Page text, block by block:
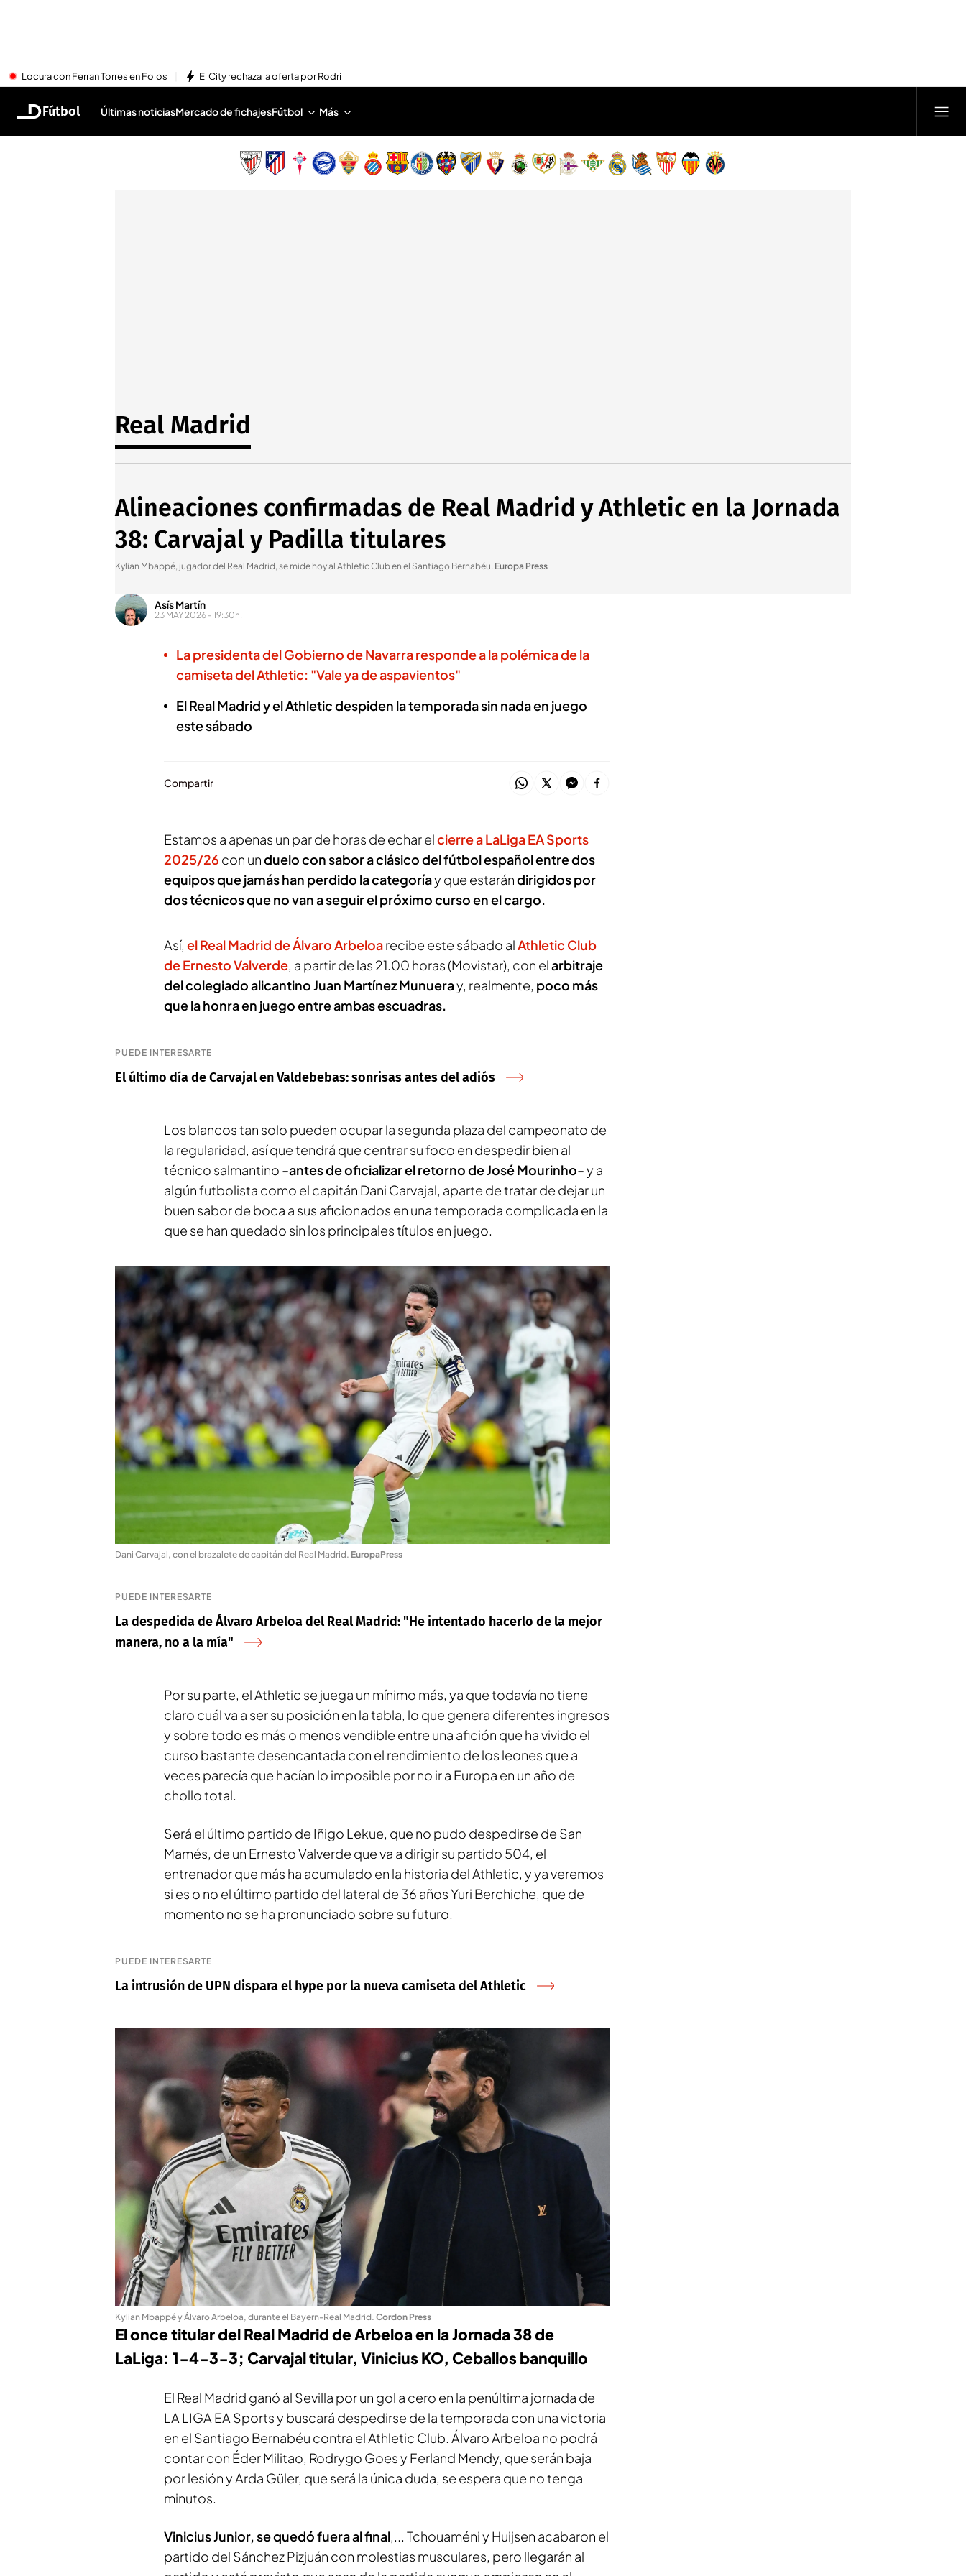
Locura con Ferran Torres en Foios El City rechaza la oferta por Rodri
Fútbol Últimas noticiasMercado de fichajesFútbol Más
Real Madrid
Alineaciones confirmadas de Real Madrid y Athletic en la Jornada
38: Carvajal y Padilla titulares
Kylian Mbappé, jugador del Real Madrid, se mide hoy al Athletic Club en el Santiago Bernabéu. Europa Press
Asís Martín
23 MAY 2026 - 19:30h.
La presidenta del Gobierno de Navarra responde a la polémica de la
camiseta del Athletic: "Vale ya de aspavientos"
El Real Madrid y el Athletic despiden la temporada sin nada en juego
este sábado
Compartir
Estamos a apenas un par de horas de echar elcierre a LaLiga EA Sports
2025/26 con unduelo con sabor a clásico del fútbol español entre dos
equipos que jamás han perdido la categoríay que estarándirigidos por
dos técnicos que no van a seguir el próximo curso en el cargo.
Así, el Real Madrid de Álvaro Arbeloarecibe este sábado alAthletic Club
de Ernesto Valverde, a partir de las 21.00 horas (Movistar), con elarbitraje
del colegiado alicantino Juan Martínez Munueray, realmente, poco más
que la honra en juego entre ambas escuadras.
PUEDE INTERESARTE
El último día de Carvajal en Valdebebas: sonrisas antes del adiós
Los blancos tan solo pueden ocupar la segunda plaza del campeonato de
la regularidad, así que tendrá que centrar su foco en despedir bien al
técnico salmantino -antes de oficializar el retorno de José Mourinho-y a
algún futbolista como el capitán Dani Carvajal, aparte de tratar de dejar un
buen sabor de boca a sus aficionados en una temporada complicada en la
que se han quedado sin los principales títulos en juego.
Dani Carvajal, con el brazalete de capitán del Real Madrid. EuropaPress
PUEDE INTERESARTE
La despedida de Álvaro Arbeloa del Real Madrid: "He intentado hacerlo de la mejor
manera, no a la mía"
Por su parte, el Athletic se juega un mínimo más, ya que todavía no tiene
claro cuál va a ser su posición en la tabla, lo que genera diferentes ingresos
y sobre todo es más o menos vendible entre una afición que ha vivido el
curso bastante desencantada con el rendimiento de los leones que a
veces parecía que hacían lo imposible por no ir a Europa en un año de
chollo total.
Será el último partido de Iñigo Lekue, que no pudo despedirse de San
Mamés, de un Ernesto Valverde que va a dirigir su partido 504, el
entrenador que más ha acumulado en la historia del Athletic, y ya veremos
si es o no el último partido del lateral de 36 años Yuri Berchiche, que de
momento no se ha pronunciado sobre su futuro.
PUEDE INTERESARTE
La intrusión de UPN dispara el hype por la nueva camiseta del Athletic
Kylian Mbappé y Álvaro Arbeloa, durante el Bayern-Real Madrid. Cordon Press
El once titular del Real Madrid de Arbeloa en la Jornada 38 de
LaLiga: 1-4-3-3; Carvajal titular, Vinicius KO, Ceballos banquillo
El Real Madrid ganó al Sevilla por un gol a cero en la penúltima jornada de
LA LIGA EA Sports y buscará despedirse de la temporada con una victoria
en el Santiago Bernabéu contra el Athletic Club. Álvaro Arbeloa no podrá
contar con Éder Militao, Rodrygo Goes y Ferland Mendy, que serán baja
por lesión y Arda Güler, que será la única duda, se espera que no tenga
minutos.
Vinicius Junior, se quedó fuera al final,... Tchouaméni y Huijsen acabaron el
partido del Sánchez Pizjuán con molestias musculares, pero llegarán al